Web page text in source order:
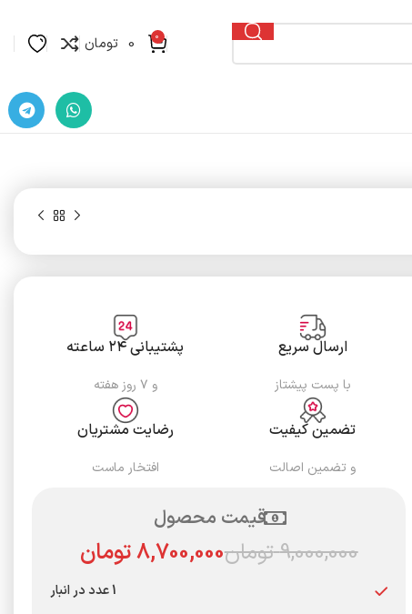
0
0 تومان
ارسال سریع
با پست پیشتاز
پشتیبانی ۲۴ ساعته
و ۷ روز هفته
تضمین کیفیت
و تضمین اصالت
رضایت مشتریان
افتخار ماست
قیمت محصول
9,000,000تومان8,700,000تومان
1 عدد در انبار